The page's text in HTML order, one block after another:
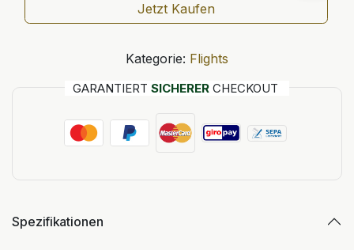
Jetzt Kaufen
Kategorie: Flights
GARANTIERT SICHERER CHECKOUT
Spezifikationen